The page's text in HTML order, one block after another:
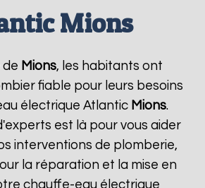
Mions
de Mions, les habitants ont
fiable pour leurs besoins
électrique Atlantic Mions.
est là pour vous aider
interventions de plomberie,
la réparation et la mise en
chauffe-eau électrique